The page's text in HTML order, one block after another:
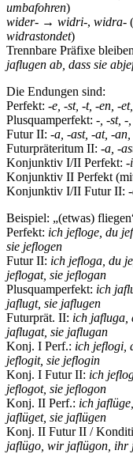
umbafohren)
wider- → widri-, widra- (
widrastondet)
Trennbare Präfixe
jaflugen ab, dass sie
Die Endungen sind:
Perfekt: -e, -st, -t, -en, -
Plusquamperfekt: -, -st, -
Futur II: -a, -ast, -at, -
Futurpräteritum II: -a, -
Konjunktiv I/II Perfekt: -
Konjunktiv II Perfekt
Konjunktiv I/II Futur II:
Beispiel: „(etwas)
Perfekt: ich jefloge, du
sie jeflogen
Futur II: ich jefloga, du
jeflogat, sie jeflogan
Plusquamperfekt: ich
jaflugt, sie jaflugen
Futurprät. II: ich jafluga,
jaflugat, sie jaflugan
Konj. I Perf.: ich jeflogi,
jeflogit, sie jeflogin
Konj. I Futur II: ich
jeflogot, sie jeflogon
Konj. II Perf.: ich
jaflüget, sie jaflügen
Konj. II Futur II /
jaflügo, wir jaflügon, ihr